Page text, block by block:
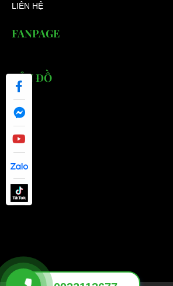
LIÊN HỆ
FANPAGE
BẢN ĐỒ